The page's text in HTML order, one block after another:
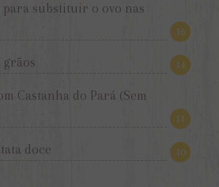
substituir o ovo nas
16
grãos 14
Castanha do Pará (Sem
11
doce 10